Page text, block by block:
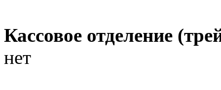
Кассовое отделение
нет